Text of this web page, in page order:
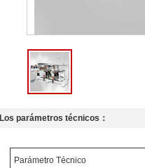
Los parámetros técnicos：
Parámetro Técnico